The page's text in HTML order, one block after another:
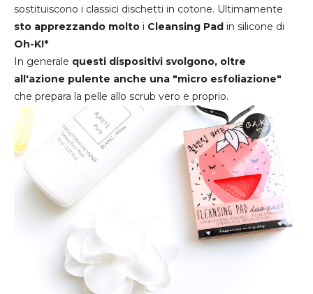
sostituiscono i classici dischetti in cotone. Ultimamente
sto apprezzando molto i Cleansing Pad in silicone di
Oh-K!*
In generale questi dispositivi svolgono, oltre
all'azione pulente anche una "micro esfoliazione"
che prepara la pelle allo scrub vero e proprio.